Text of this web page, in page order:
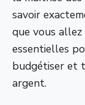
savoir
que vous allez
essentielles
budgétiser et
argent.